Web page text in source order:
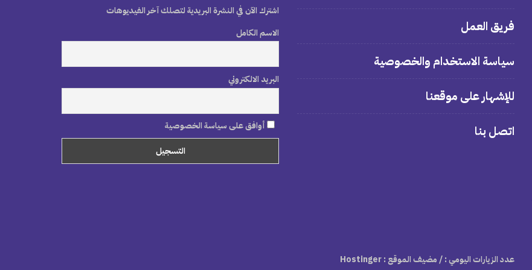
فريق العمل
سياسة الاستخدام والخصوصية
للإشهار على موقعنا
اتصل بنا
اشترك الآن في النشرة البريدية لتصلك آخر الفيديوهات
الاسم الكامل
البريد الالكتروني
أوافق على سياسة الخصوصية
عدد الزيارات اليومي :/ مضيف الموقع : Hostinger